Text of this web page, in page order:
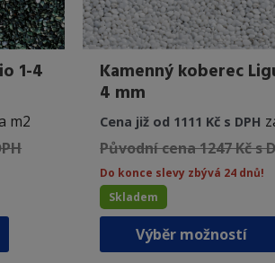
1-4
m2
Tento
Kamenný koberec
4 mm
Cena již od 1111 Kč s DPH
Původní cena 1247 Kč s
Do konce slevy zbývá 24 dnů!
Skladem
Výběr možností